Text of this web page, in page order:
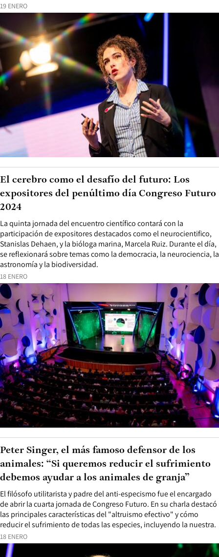
19 ENERO
18 ENERO
La quinta jornada del encuentro científico contará con la
participación de expositores destacados como el neurocientifico,
Stanislas Dehaen, y la bióloga marina, Marcela Ruiz. Durante el día,
se reflexionará sobre temas como la democracia, la neurociencia, la
astronomía y la biodiversidad.
El cerebro como el desafío del futuro: Los
expositores del penúltimo día Congreso Futuro
2024
18 ENERO
El filósofo utilitarista y padre del anti-especismo fue el encargado
de abrir la cuarta jornada de Congreso Futuro. En su charla destacó
las principales características del "altruismo efectivo" y cómo
reducir el sufrimiento de todas las especies, incluyendo la nuestra.
Peter Singer, el más famoso defensor de los
animales: “Si queremos reducir el sufrimiento
debemos ayudar a los animales de granja”